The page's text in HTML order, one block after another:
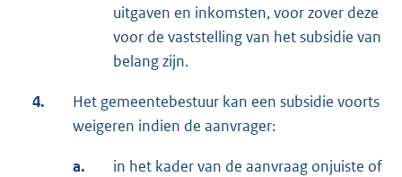
uitgaven en inkomsten, voor zover deze
voor de vaststelling van het subsidie van
belang zijn.
4.
Het gemeentebestuur kan een subsidie voorts
weigeren indien de aanvrager:
a.
in het kader van de aanvraag onjuiste of